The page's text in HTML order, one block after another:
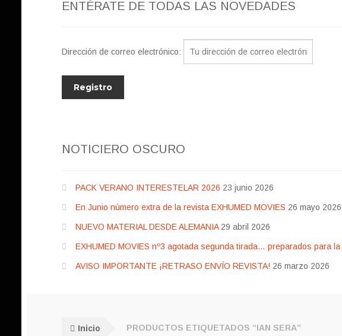
ENTÉRATE DE TODAS LAS NOVEDADES
Dirección de correo electrónico:
NOTICIERO OSCURO
PACK VERANO INTERESTELAR 2026 23 junio 2026
En Junio número extra de la revista EXHUMED MOVIES 26 mayo 2026
NUEVO MATERIAL DESDE ALEMANIA 29 abril 2026
EXHUMED MOVIES nº3 agotada segunda tirada… preparados para
AVISO IMPORTANTE ¡RETRASO ENVÍO REVISTA! 26 marzo 2026
Inicio PRODUCTOS ETIQUETADOS “IAN SERA”